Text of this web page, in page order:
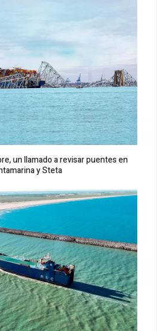
un llamado a revisar puentes en
y Steta